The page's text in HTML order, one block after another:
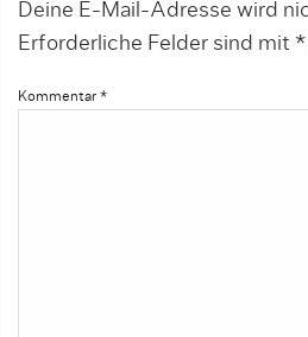
Deine E-Mail-Adresse wird
Erforderliche Felder sind mit *
Kommentar *